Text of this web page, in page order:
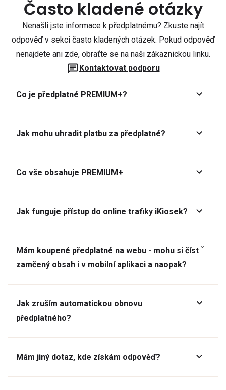
Často kladené otázky
Nenašli jste informace k předplatnému? Zkuste najít
odpověď v sekci často kladených otázek. Pokud odpověď
nenajdete ani zde, obraťte se na naši zákaznickou linku.
Kontaktovat podporu
Co je předplatné PREMIUM+?
Jak mohu uhradit platbu za předplatné?
Co vše obsahuje PREMIUM+
Jak funguje přístup do online trafiky iKiosek?
Mám koupené předplatné na webu - mohu si číst
zamčený obsah i v mobilní aplikaci a naopak?
Jak zruším automatickou obnovu
předplatného?
Mám jiný dotaz, kde získám odpověď?